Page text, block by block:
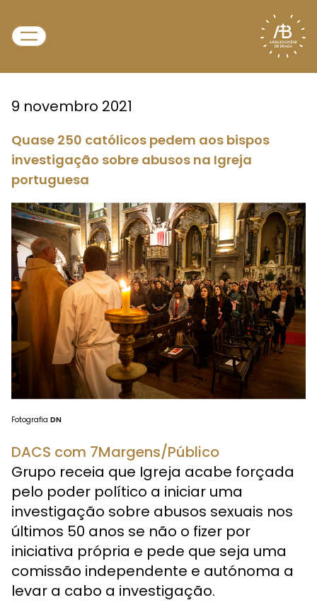
9 novembro 2021
Quase 250 católicos pedem aos bispos
investigação sobre abusos na Igreja
portuguesa
Fotografia DN
DACS com 7Margens/Público
Grupo receia que Igreja acabe forçada
pelo poder político a iniciar uma
investigação sobre abusos sexuais nos
últimos 50 anos se não o fizer por
iniciativa própria e pede que seja uma
comissão independente e autónoma a
levar a cabo a investigação.